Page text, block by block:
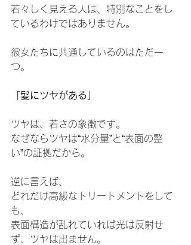
若々しく見える人は、特別なことをし
ているわけではありません。
彼女たちに共通しているのはただ一
つ。
「髪にツヤがある」
ツヤは、若さの象徴です。
なぜならツヤは“水分量”と“表面の整
い”の証拠だから。
逆に言えば、
どれだけ高級なトリートメントをして
も、
表面構造が乱れていれば光は反射せ
ず、ツヤは出ません。